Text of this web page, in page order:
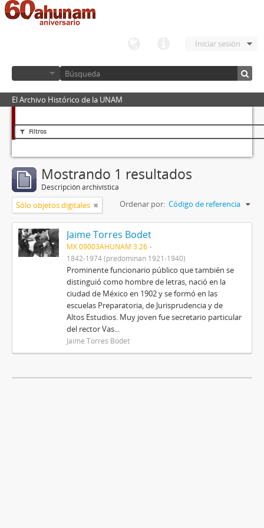
Iniciar sesión
El Archivo Histórico de la UNAM
Filtros
Mostrando 1 resultados
Descripción archivística
Sólo objetos digitales Ordenar por: Código de referencia
Jaime Torres Bodet
MX 09003AHUNAM 3.26
1842-1974 (predominan 1921-1940)
Prominente funcionario público que también se
distinguió como hombre de letras, nació en la
ciudad de México en 1902 y se formó en las
escuelas Preparatoria, de Jurisprudencia y de
Altos Estudios. Muy joven fue secretario particular
del rector Vas...
Jaime Torres Bodet